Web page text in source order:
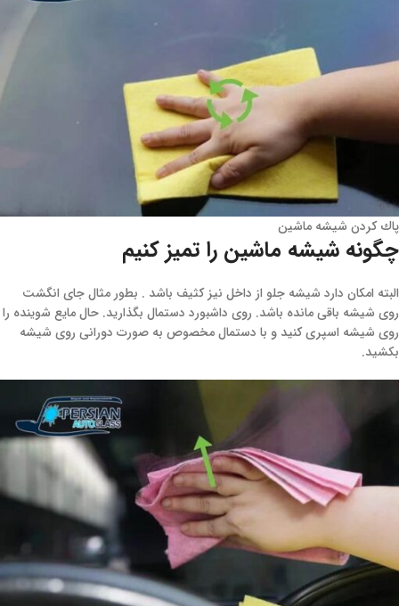
پاك كردن شيشه ماشين
چگونه شیشه ماشین را تمیز کنیم
البته امکان دارد شیشه جلو از داخل نیز کثیف باشد . بطور مثال جای انگشت
روی شیشه باقی مانده باشد. روی داشبورد دستمال بگذارید. حال مایع شوینده را
روی شیشه اسپری کنید و با دستمال مخصوص به صورت دورانی روی شیشه
بکشید.